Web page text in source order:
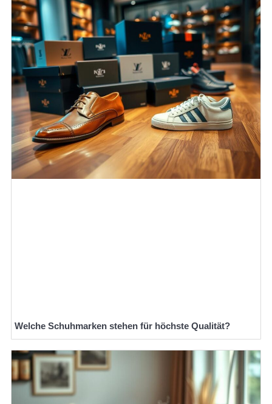
Welche Schuhmarken stehen für höchste Qualität?